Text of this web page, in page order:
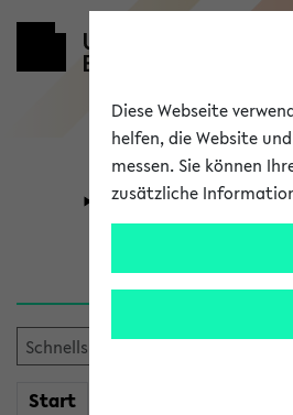
Universität
Start
Diese Webseite
helfen, die Website
messen. Sie können
zusätzliche